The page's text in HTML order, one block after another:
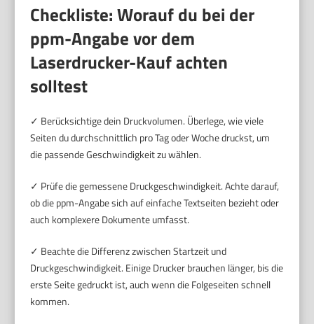
Checkliste: Worauf du bei der
ppm-Angabe vor dem
Laserdrucker-Kauf achten
solltest
✓ Berücksichtige dein Druckvolumen. Überlege, wie viele
Seiten du durchschnittlich pro Tag oder Woche druckst, um
die passende Geschwindigkeit zu wählen.
✓ Prüfe die gemessene Druckgeschwindigkeit. Achte darauf,
ob die ppm-Angabe sich auf einfache Textseiten bezieht oder
auch komplexere Dokumente umfasst.
✓ Beachte die Differenz zwischen Startzeit und
Druckgeschwindigkeit. Einige Drucker brauchen länger, bis die
erste Seite gedruckt ist, auch wenn die Folgeseiten schnell
kommen.